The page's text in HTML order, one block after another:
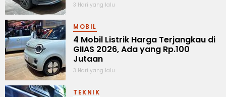
3 Hari yang lalu
MOBIL
4 Mobil Listrik Harga Terjangkau di
GIIAS 2026, Ada yang Rp.100
Jutaan
3 Hari yang lalu
TEKNIK